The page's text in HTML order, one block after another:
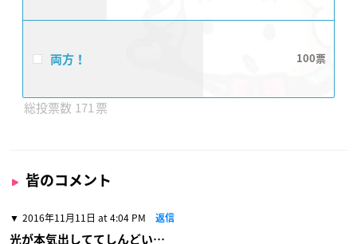
両方！ 100
171
皆のコメント
2016年11月11日 at 4:04 PM 返信
光が本気出しててしんどい…